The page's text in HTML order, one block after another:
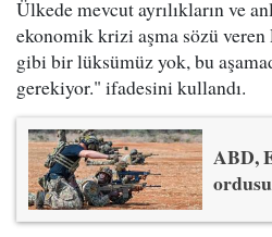
Ülkede mevcut ayrılıkların ve
ekonomik krizi aşma sözü
gibi bir lüksümüz yok, bu
gerekiyor." ifadesini kullandı.
ABD,